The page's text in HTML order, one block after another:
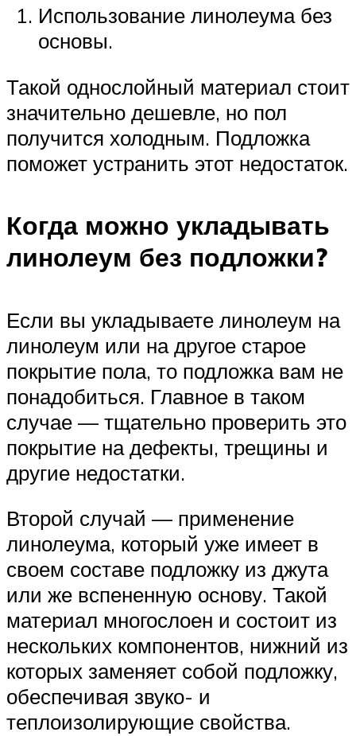
Использование линолеума без
основы.
Такой однослойный материал стоит
значительно дешевле, но пол
получится холодным. Подложка
поможет устранить этот недостаток.
Когда можно укладывать
линолеум без подложки?
Если вы укладываете линолеум на
линолеум или на другое старое
покрытие пола, то подложка вам не
понадобиться. Главное в таком
случае — тщательно проверить это
покрытие на дефекты, трещины и
другие недостатки.
Второй случай — применение
линолеума, который уже имеет в
своем составе подложку из джута
или же вспененную основу. Такой
материал многослоен и состоит из
нескольких компонентов, нижний из
которых заменяет собой подложку,
обеспечивая звуко- и
теплоизолирующие свойства.